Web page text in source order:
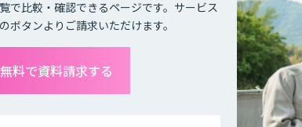
で比較・確認できるページです。サービス
タンよりご請求いただけます。
料で資料請求する